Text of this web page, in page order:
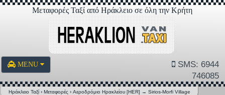
Μεταφορές Ταξί από Ηράκλειο σε όλη την Κρήτη
MENU
SMS: 6944
746085
Ηράκλειο Ταξί ›Μεταφορές ›Αεροδρόμιο Ηρακλείου [HER] →Sirios-Morfi Village